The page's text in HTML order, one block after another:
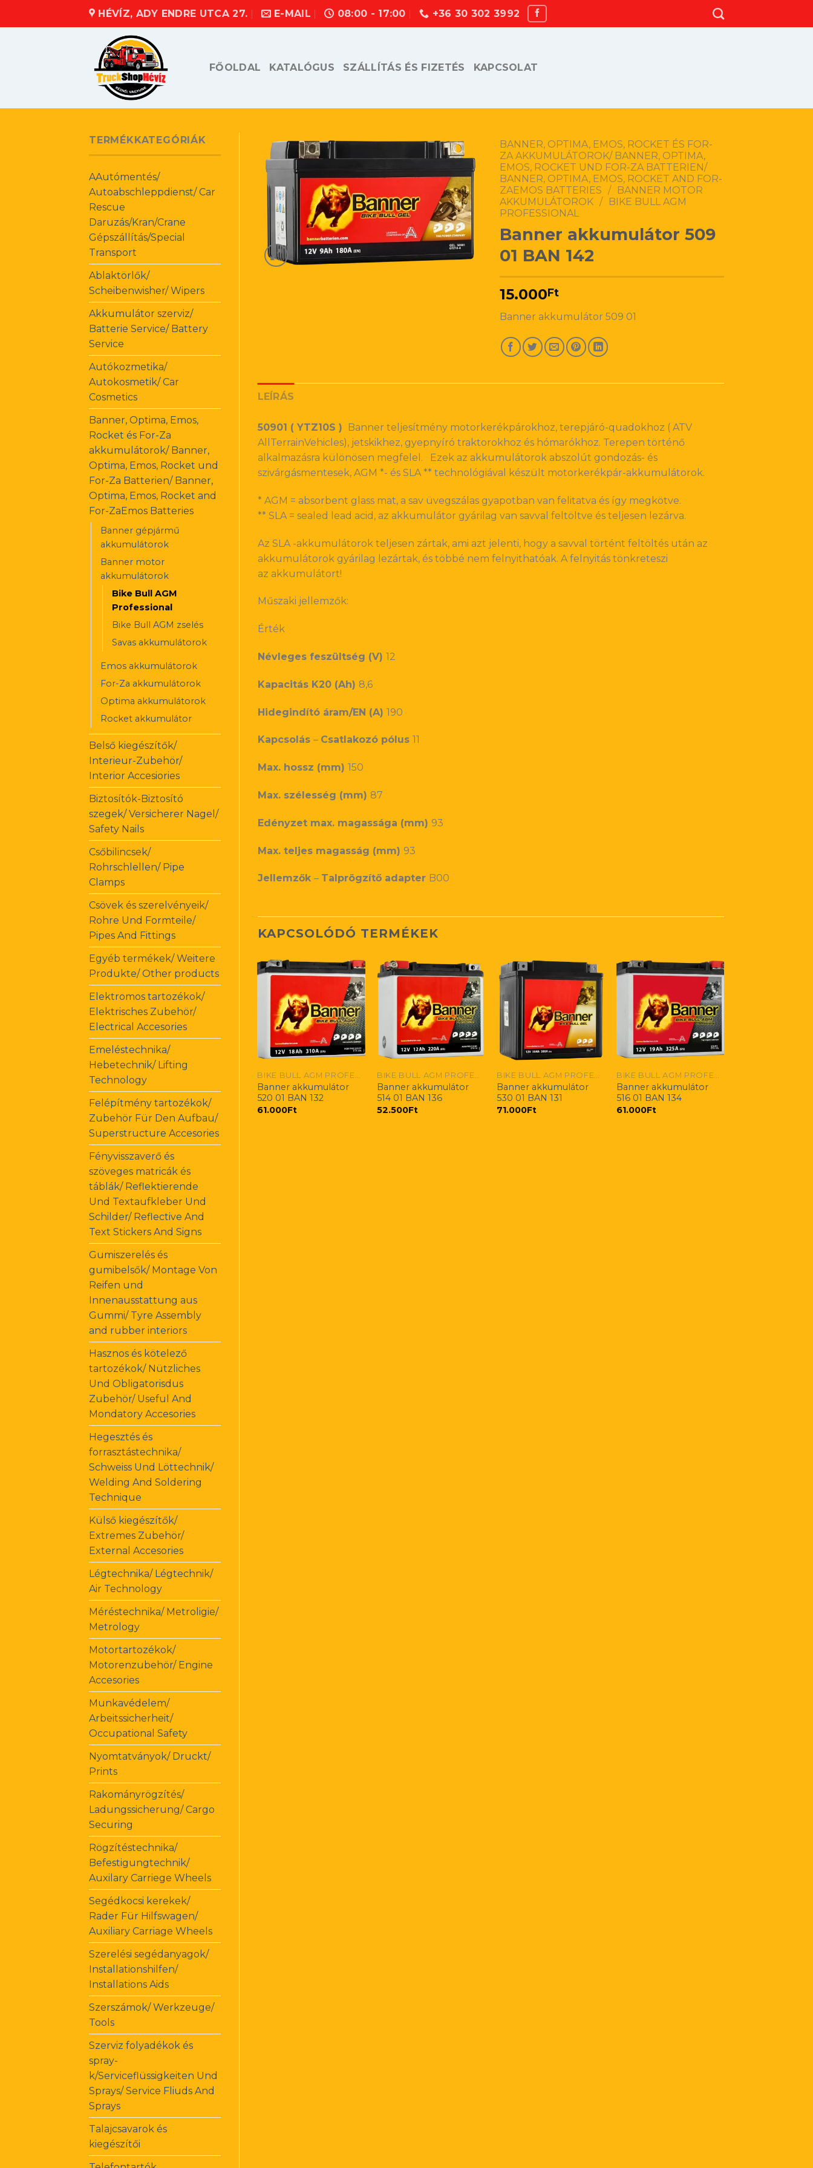
HÉVÍZ, ADY ENDRE UTCA 27. E-MAIL 08:00 - 17:00 +36 30 302 3992
FŐOLDAL KATALÓGUS SZÁLLÍTÁS ÉS FIZETÉS KAPCSOLAT
TERMÉKKATEGÓRIÁK
AAutómentés/
Autoabschleppdienst/ Car
Rescue
Daruzás/Kran/Crane
Gépszállítás/Special
Transport
Ablaktörlők/
Scheibenwisher/ Wipers
Akkumulátor szerviz/
Batterie Service/ Battery
Service
Autókozmetika/
Autokosmetik/ Car
Cosmetics
Banner, Optima, Emos,
Rocket és For-Za
akkumulátorok/ Banner,
Optima, Emos, Rocket und
For-Za Batterien/ Banner,
Optima, Emos, Rocket and
For-ZaEmos Batteries
Banner gépjármű
akkumulátorok
Banner motor
akkumulátorok
Bike Bull AGM
Professional
Bike Bull AGM zselés
Savas akkumulátorok
Emos akkumulátorok
For-Za akkumulátorok
Optima akkumulátorok
Rocket akkumulátor
Belső kiegészítők/
Interieur-Zubehör/
Interior Accesiories
Biztosítók-Biztosító
szegek/ Versicherer Nagel/
Safety Nails
Csőbilincsek/
Rohrschlellen/ Pipe
Clamps
Csövek és szerelvényeik/
Rohre Und Formteile/
Pipes And Fittings
Egyéb termékek/ Weitere
Produkte/ Other products
Elektromos tartozékok/
Elektrisches Zubehör/
Electrical Accesories
Emeléstechnika/
Hebetechnik/ Lifting
Technology
Felépítmény tartozékok/
Zubehör Für Den Aufbau/
Superstructure Accesories
Fényvisszaverő és
szöveges matricák és
táblák/ Reflektierende
Und Textaufkleber Und
Schilder/ Reflective And
Text Stickers And Signs
Gumiszerelés és
gumibelsők/ Montage Von
Reifen und
Innenausstattung aus
Gummi/ Tyre Assembly
and rubber interiors
Hasznos és kötelező
tartozékok/ Nützliches
Und Obligatorisdus
Zubehör/ Useful And
Mondatory Accesories
Hegesztés és
forrasztástechnika/
Schweiss Und Löttechnik/
Welding And Soldering
Technique
Külső kiegészítők/
Extremes Zubehör/
External Accesories
Légtechnika/ Légtechnik/
Air Technology
Méréstechnika/ Metroligie/
Metrology
Motortartozékok/
Motorenzubehör/ Engine
Accesories
Munkavédelem/
Arbeitssicherheit/
Occupational Safety
Nyomtatványok/ Druckt/
Prints
Rakományrögzítés/
Ladungssicherung/ Cargo
Securing
Rögzítéstechnika/
Befestigungtechnik/
Auxilary Carriege Wheels
Segédkocsi kerekek/
Rader Für Hilfswagen/
Auxiliary Carriage Wheels
Szerelési segédanyagok/
Installationshilfen/
Installations Aids
Szerszámok/ Werkzeuge/
Tools
Szerviz folyadékok és
spray-
k/Serviceflüssigkeiten Und
Sprays/ Service Fliuds And
Sprays
Talajcsavarok és
kiegészítői
BANNER, OPTIMA, EMOS, ROCKET ÉS FOR-
ZA AKKUMULÁTOROK/ BANNER, OPTIMA,
EMOS, ROCKET UND FOR-ZA BATTERIEN/
BANNER, OPTIMA, EMOS, ROCKET AND FOR-
ZAEMOS BATTERIES /
BANNER MOTOR
AKKUMULÁTOROK /
BIKE BULL AGM
PROFESSIONAL
Banner akkumulátor 509
01 BAN 142
15.000Ft
Banner akkumulátor 509 01
LEÍRÁS
50901 ( YTZ10S ) Banner teljesítmény motorkerékpárokhoz, terepjáró-quadokhoz ( ATV
AllTerrainVehicles), jetskikhez, gyepnyíró traktorokhoz és hómarókhoz. Terepen történő
alkalmazásra különösen megfelel. Ezek az akkumulátorok abszolút gondozás- és
szivárgásmentesek, AGM *- és SLA ** technológiával készült motorkerékpár-akkumulátorok.
* AGM = absorbent glass mat, a sav üvegszálas gyapotban van felitatva és így megkötve.
** SLA = sealed lead acid, az akkumulátor gyárilag van savval feltöltve és teljesen lezárva.
Az SLA -akkumulátorok teljesen zártak, ami azt jelenti, hogy a savval történt feltöltés után az
akkumulátorok gyárilag lezártak, és többé nem felnyithatóak. A felnyitás tönkreteszi
az akkumulátort!
Műszaki jellemzők:
Érték
Névleges feszültség (V) 12
Kapacitás K20 (Ah) 8,6
Hidegindító áram/EN (A) 190
Kapcsolás – Csatlakozó pólus 11
Max. hossz (mm) 150
Max. szélesség (mm) 87
Edényzet max. magassága (mm) 93
Max. teljes magasság (mm) 93
Jellemzők – Talprögzítő adapter B00
KAPCSOLÓDÓ TERMÉKEK
Banner akkumulátor
520 01 BAN 132
61.000Ft
Banner akkumulátor
514 01 BAN 136
52.500Ft
Banner akkumulátor
530 01 BAN 131
71.000Ft
Banner akkumulátor
516 01 BAN 134
61.000Ft